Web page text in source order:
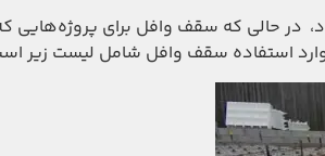
حالی که سقف وافل برای پروژه‌هایی
موارد استفاده سقف وافل شامل لیست زیر